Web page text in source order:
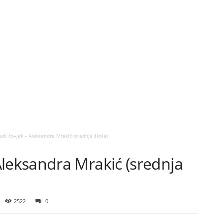
čovjek – Aleksandra Mrakić (srednja škola)
Mrakić (srednja
2522 0